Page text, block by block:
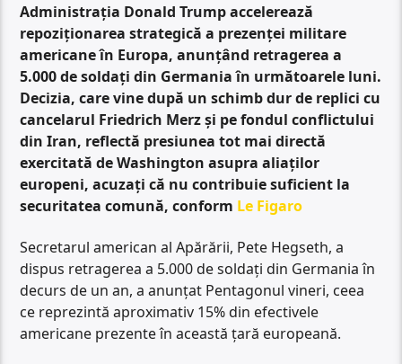
Administrația Donald Trump accelerează
repoziționarea strategică a prezenței militare
americane în Europa, anunțând retragerea a
5.000 de soldați din Germania în următoarele luni.
Decizia, care vine după un schimb dur de replici cu
cancelarul Friedrich Merz și pe fondul conflictului
din Iran, reflectă presiunea tot mai directă
exercitată de Washington asupra aliaților
europeni, acuzați că nu contribuie suficient la
securitatea comună, conform Le Figaro
Secretarul american al Apărării, Pete Hegseth, a
dispus retragerea a 5.000 de soldați din Germania în
decurs de un an, a anunțat Pentagonul vineri, ceea
ce reprezintă aproximativ 15% din efectivele
americane prezente în această țară europeană.